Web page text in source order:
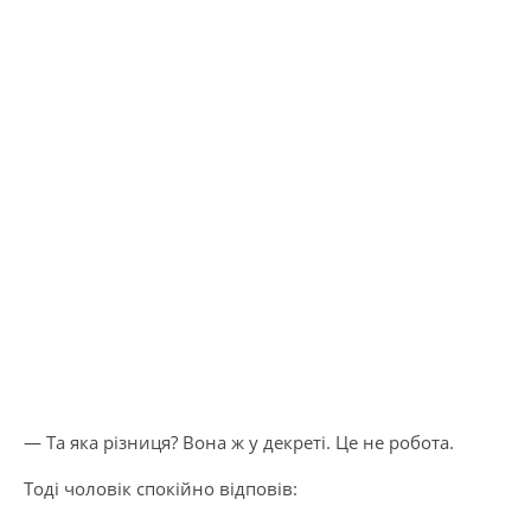
— Та яка різниця? Вона ж у декреті. Це не робота.
Тоді чоловік спокійно відповів: